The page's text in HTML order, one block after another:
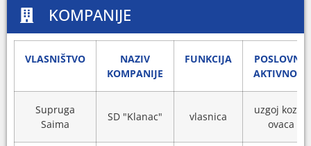
KOMPANIJE
VLASNIŠTVO
NAZIV
KOMPANIJE
FUNKCIJA
POSLOVNA
AKTIVNOST
Supruga
Saima
SD "Klanac" vlasnica
uzgoj koza i
ovaca